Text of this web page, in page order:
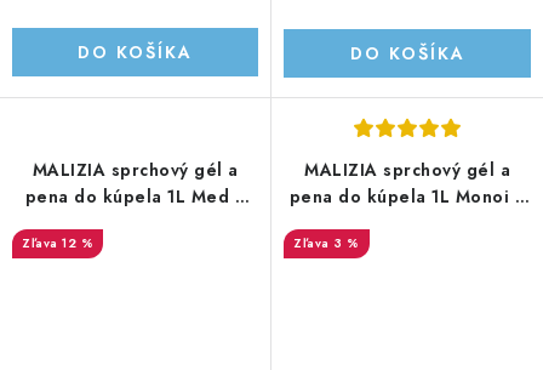
DO KOŠÍKA DO KOŠÍKA
MALIZIA sprchový gél a
pena do kúpela 1L Med a
12 %
MALIZIA sprchový gél a
pena do kúpela 1L Monoi a
3 %